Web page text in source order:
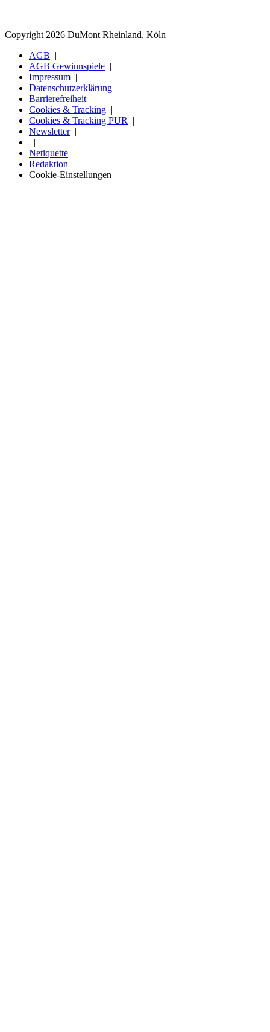
Copyright 2026 DuMont Rheinland, Köln
AGB
AGB Gewinnspiele
Impressum
Datenschutzerklärung
Barrierefreiheit
Cookies & Tracking
Cookies & Tracking PUR
Newsletter
Netiquette
Redaktion
Cookie-Einstellungen